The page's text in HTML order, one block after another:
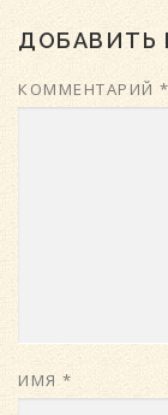
ДОБАВИТЬ
КОММЕНТАРИЙ *
ИМЯ *